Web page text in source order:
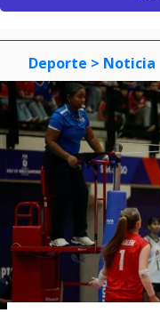
Deporte > Noticia